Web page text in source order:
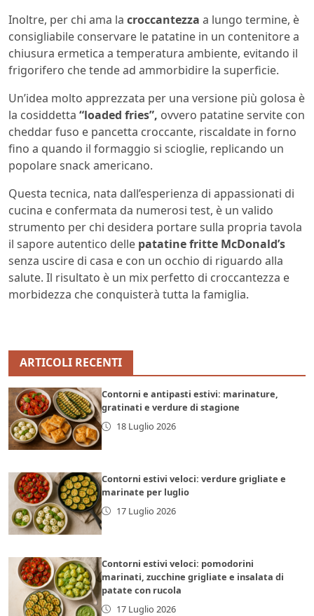
Inoltre, per chi ama la croccantezza a lungo termine, è
consigliabile conservare le patatine in un contenitore a
chiusura ermetica a temperatura ambiente, evitando il
frigorifero che tende ad ammorbidire la superficie.
Un’idea molto apprezzata per una versione più golosa è
la cosiddetta “loaded fries”, ovvero patatine servite con
cheddar fuso e pancetta croccante, riscaldate in forno
fino a quando il formaggio si scioglie, replicando un
popolare snack americano.
Questa tecnica, nata dall’esperienza di appassionati di
cucina e confermata da numerosi test, è un valido
strumento per chi desidera portare sulla propria tavola
il sapore autentico delle patatine fritte McDonald’s
senza uscire di casa e con un occhio di riguardo alla
salute. Il risultato è un mix perfetto di croccantezza e
morbidezza che conquisterà tutta la famiglia.
ARTICOLI RECENTI
Contorni e antipasti estivi: marinature,
gratinati e verdure di stagione
18 Luglio 2026
Contorni estivi veloci: verdure grigliate e
marinate per luglio
17 Luglio 2026
Contorni estivi veloci: pomodorini
marinati, zucchine grigliate e insalata di
patate con rucola
17 Luglio 2026